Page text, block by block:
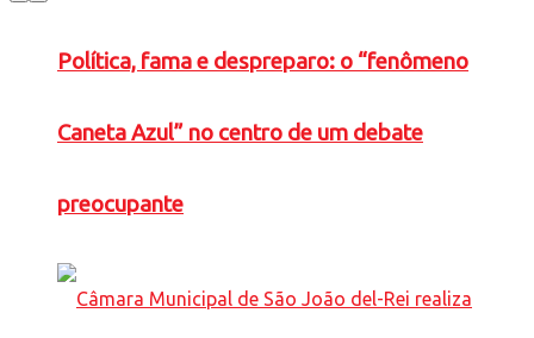
Política, fama e despreparo: o “fenômeno
Caneta Azul” no centro de um debate
preocupante